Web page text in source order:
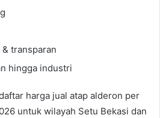
transparan
hingga industri
harga jual atap alderon per
untuk wilayah Setu Bekasi dan